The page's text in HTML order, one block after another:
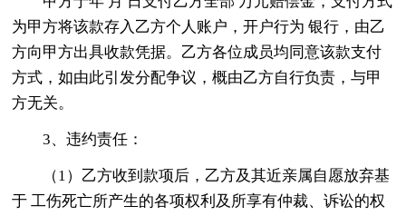
为甲方将该款存入乙方个人账户，开户行为 银行，由乙
方向甲方出具收款凭据。乙方各位成员均同意该款支付
方式，如由此引发分配争议，概由乙方自行负责，与甲
方无关。
3、违约责任：
（1）乙方收到款项后，乙方及其近亲属自愿放弃基
于 工伤死亡所产生的各项权利及所享有仲裁、诉讼的权